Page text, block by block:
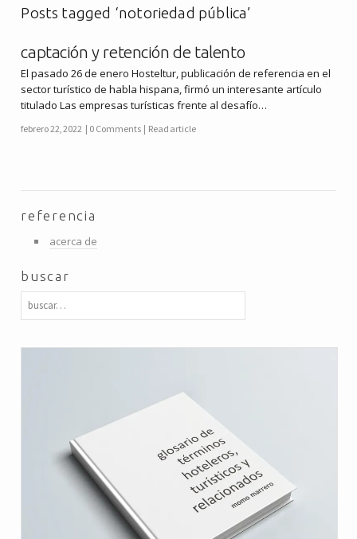
Posts tagged ‘notoriedad pública’
captación y retención de talento
El pasado 26 de enero Hosteltur, publicación de referencia en el
sector turístico de habla hispana, firmó un interesante artículo
titulado Las empresas turísticas frente al desafío…
febrero 22, 2022 0 Comments Read article
referencia
acerca de
buscar